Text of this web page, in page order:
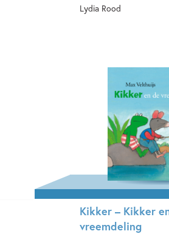
Lydia Rood
Kikker – Kikker
vreemdeling